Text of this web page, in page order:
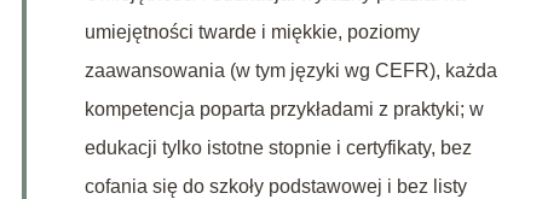
umiejętności twarde i miękkie, poziomy
zaawansowania (w tym języki wg CEFR), każda
kompetencja poparta przykładami z praktyki; w
edukacji tylko istotne stopnie i certyfikaty, bez
cofania się do szkoły podstawowej i bez listy